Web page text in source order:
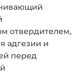
отвердителем,
адгезии и
перед